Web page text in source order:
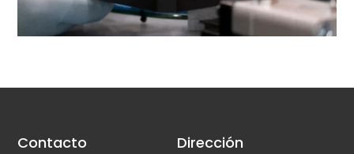
Contacto Dirección